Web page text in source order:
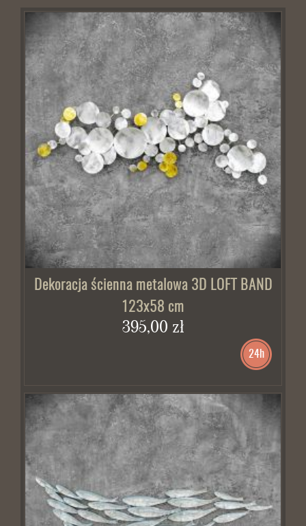
Dekoracja ścienna metalowa 3D LOFT BAND
123x58 cm
395,00 zł
24h